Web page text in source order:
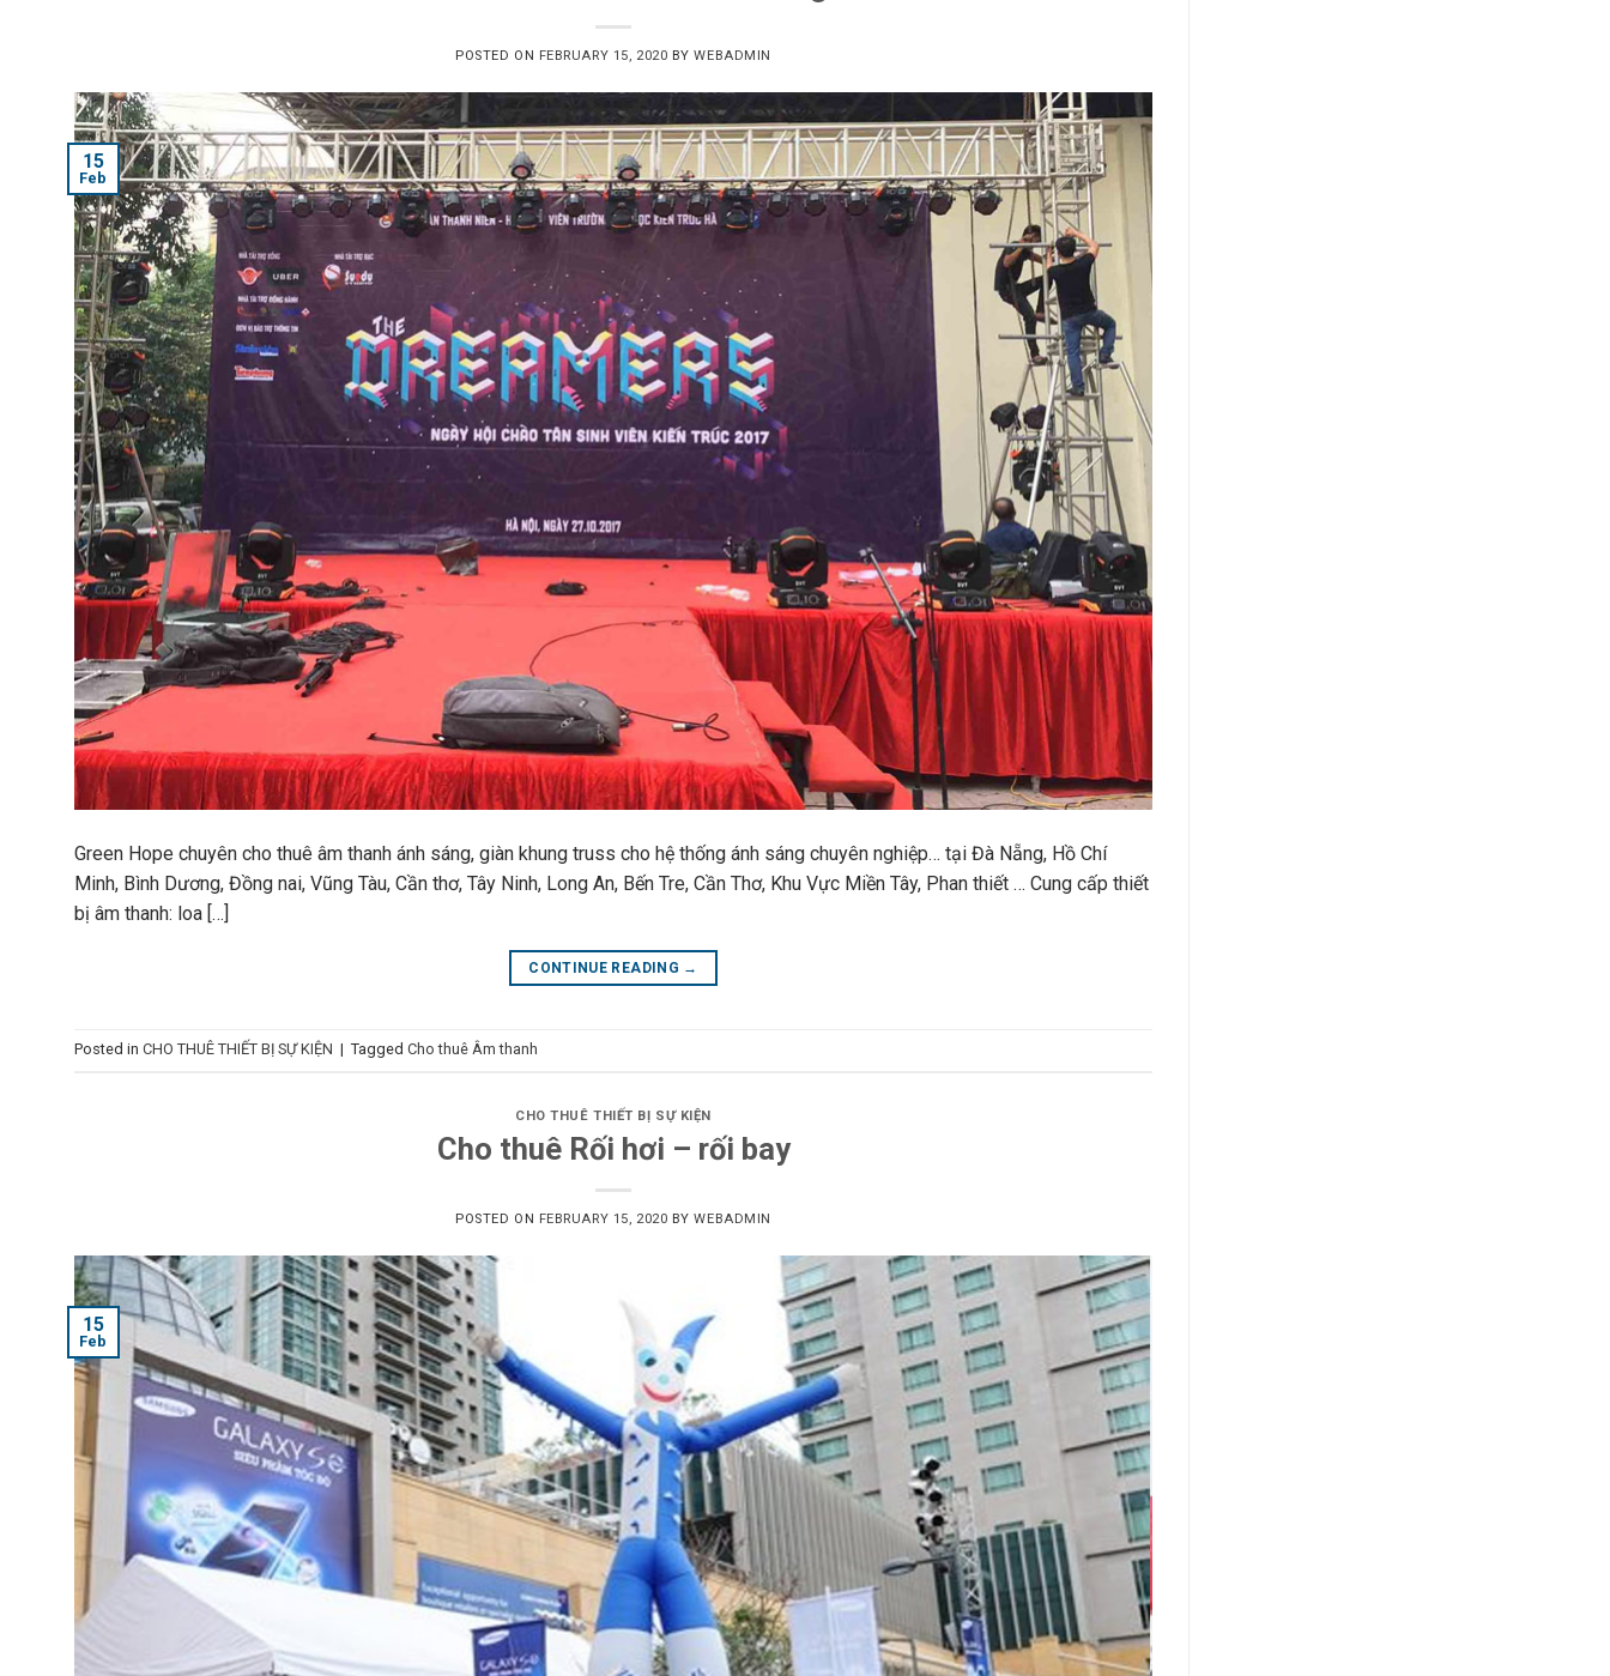
POSTED ON FEBRUARY 15, 2020 BYWEBADMIN
15
Feb
Green Hope chuyên cho thuê âm thanh ánh sáng, giàn khung truss cho hệ thống ánh sáng chuyên nghiệp… tại Đà Nẵng, Hồ Chí
Minh, Bình Dương, Đồng nai, Vũng Tàu, Cần thơ, Tây Ninh, Long An, Bến Tre, Cần Thơ, Khu Vực Miền Tây, Phan thiết … Cung cấp thiết
bị âm thanh: loa […]
CONTINUE READING →
Posted in CHO THUÊ THIẾT BỊ SỰ KIỆN | Tagged Cho thuê Âm thanh
CHO THUÊ THIẾT BỊ SỰ KIỆN
Cho thuê Rối hơi – rối bay
POSTED ON FEBRUARY 15, 2020 BYWEBADMIN
15
Feb